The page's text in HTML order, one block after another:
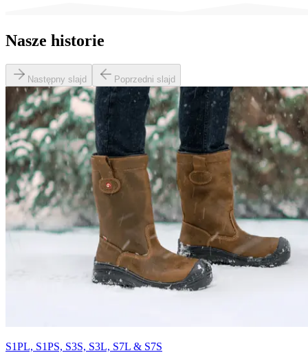
Nasze historie
Następny slajd Poprzedni slajd
S1PL, S1PS, S3S, S3L, S7L & S7S